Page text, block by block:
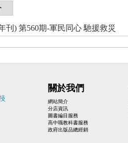
刊) 第560期-軍民同心 馳援救災
關於我們
網站簡介
分店資訊
圖書編目服務
高中職教科書服務
政府出版品總經銷